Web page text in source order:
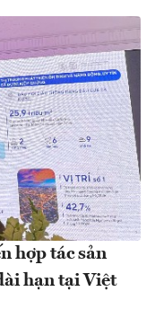
hợp tác sản
hạn tại Việt